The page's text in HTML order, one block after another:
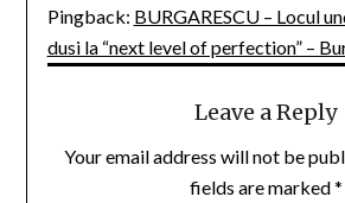
Pingback: BURGARESCU – Locul
dusi la “next level of perfection” –
Leave a Reply
Your email address will not be
fields are marked*